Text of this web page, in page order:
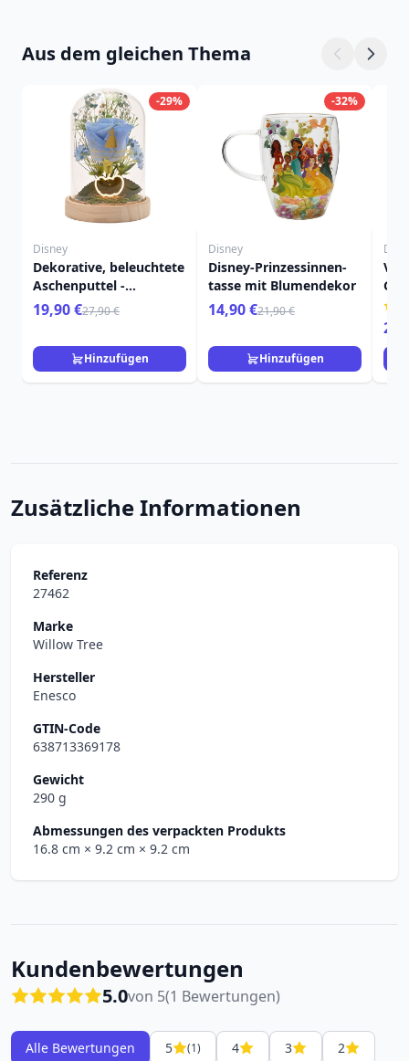
Aus dem gleichen Thema
-29%
Disney
Dekorative, beleuchtete
Aschenputtel -
Glasglocke – Disney
Pastellprinzessin
19,90 €27,90 €
Hinzufügen
-32%
Disney
Disney-Prinzessinnen-
tasse mit Blumendekor
14,90 €21,90 €
Hinzufügen
Zusätzliche Informationen
Referenz
27462
Marke
Willow Tree
Hersteller
Enesco
GTIN-Code
638713369178
Gewicht
290 g
Abmessungen des verpackten Produkts
16.8 cm × 9.2 cm × 9.2 cm
Kundenbewertungen
5.0von 5(1 Bewertungen)
Alle Bewertungen 5 (1) 4 3
2